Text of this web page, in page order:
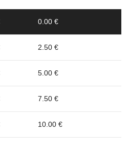
0.00 €
2.50 €
5.00 €
7.50 €
10.00 €